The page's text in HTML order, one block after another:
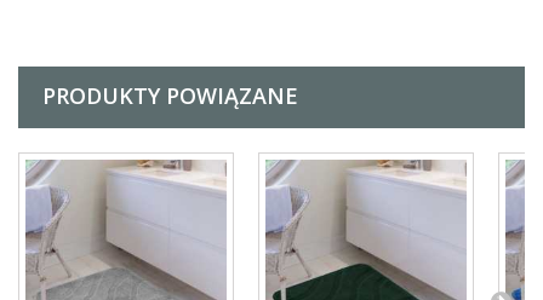
PRODUKTY POWIĄZANE